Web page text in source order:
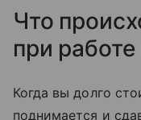
Что
при
Когда вы долго
поднимается и